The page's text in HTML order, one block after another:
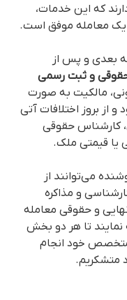
که این خدمات،
یک معامله موفق است.
بعدی و پس از
و ثبت رسمی
مالکیت به صورت
از بروز اختلافات آتی
کارشناس حقوقی
یا قیمتی ملک.
می‌توانند از
و مذاکره
و حقوقی معامله
نمایند تا هر دو بخش
خود انجام
متشکریم.